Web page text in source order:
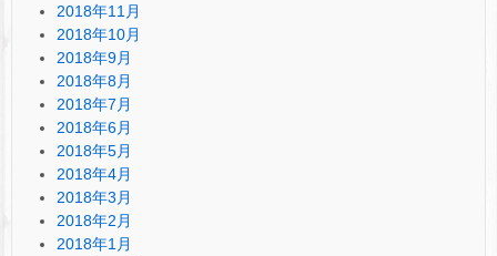
2018年11月
2018年10月
2018年9月
2018年8月
2018年7月
2018年6月
2018年5月
2018年4月
2018年3月
2018年2月
2018年1月